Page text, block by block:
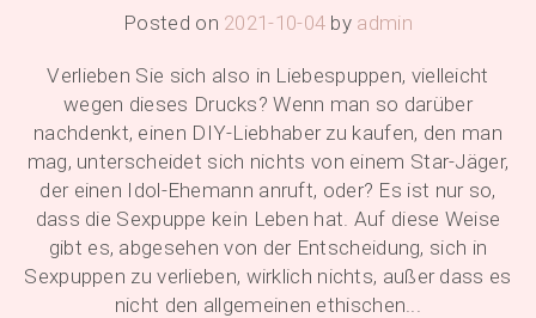
Posted on 2021-10-04 by admin
Verlieben Sie sich also in Liebespuppen, vielleicht
wegen dieses Drucks? Wenn man so darüber
nachdenkt, einen DIY-Liebhaber zu kaufen, den man
mag, unterscheidet sich nichts von einem Star-Jäger,
der einen Idol-Ehemann anruft, oder? Es ist nur so,
dass die Sexpuppe kein Leben hat. Auf diese Weise
gibt es, abgesehen von der Entscheidung, sich in
Sexpuppen zu verlieben, wirklich nichts, außer dass es
nicht den allgemeinen ethischen...